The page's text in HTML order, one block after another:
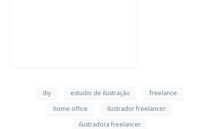
diy estudio de ilustração
freelance
home office
ilustrador freelancer
ilustradora freelancer